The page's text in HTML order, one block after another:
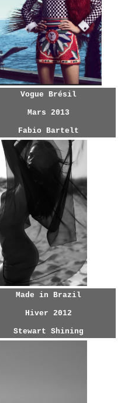
Vogue Brésil
Mars 2013
Fabio Bartelt
Made in Brazil
Hiver 2012
Stewart Shining